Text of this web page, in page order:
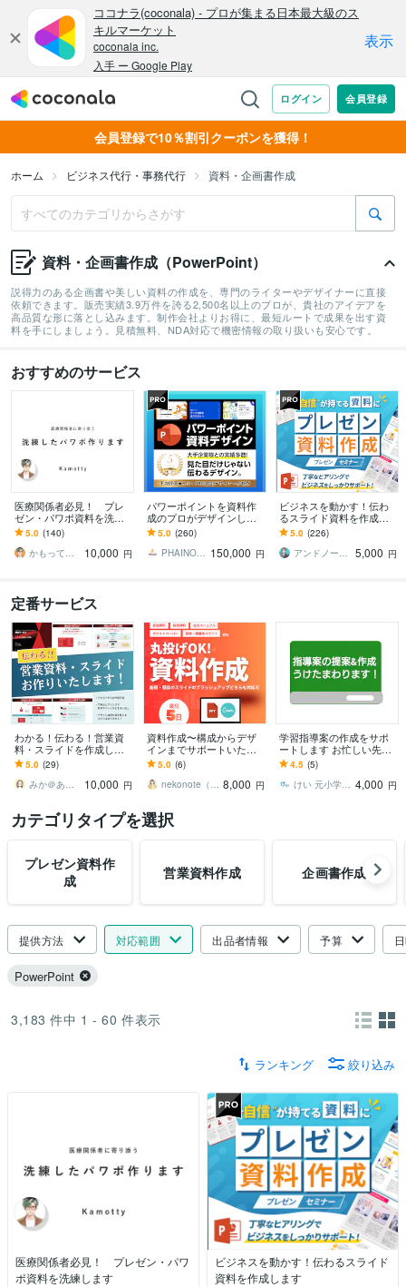
会員登録で10％割引クーポンを獲得！
ホーム ビジネス代行・事務代行 資料・企画書作成
資料・企画書作成（PowerPoint）
説得力のある企画書や美しい資料の作成を、専門のライターやデザイナーに直接
依頼できます。販売実績3.9万件を誇る2,500名以上のプロが、貴社のアイデアを
高品質な形に落とし込みます。制作会社よりお得に、最短ルートで成果を出す資
料を手にしましょう。見積無料、NDA対応で機密情報の取り扱いも安心です。
おすすめのサービス
医療関係者必見！ プレ
ゼン・パワポ資料を洗練
します 伝わるスライド
で、みんなの心を鷲掴
み！
5.0 (140)
かもってぃ（Kamotty）
10,000 円
パワーポイントを資料作
成のプロがデザインしま
す 大手企業様との取引実
績多数！ビジネスの背中
を押せるデザインを
5.0 (260)
PHAINO DESIGN 150,000 円
ビジネスを動かす！伝わ
るスライド資料を作成し
ます 営業資料・プレゼン
資料・企画書・セミナー
資料のパワポ作成
5.0 (226)
アンドノーツ｜スライドデザイナー
5,000 円
定番サービス
わかる！伝わる！営業資
料・スライドを作成しま
す 営業・プレゼン・セミ
ナーなど紙の資料もスラ
イド資料も対応
5.0 (29)
みか＠あなたに寄り添うサポーター
10,000 円
資料作成〜構成からデザ
インまでサポートいたし
ます ビジネスをカタチ
に！伝わるスライドでビ
ジネスを加速させます。
5.0 (6)
nekonote（かなこ）資料制作 8,000 円
学習指導案の作成をサポ
ートします お忙しい先生
方、お任せください。
4.5 (5)
けい 元小学校教諭 4,000 円
カテゴリタイプを選択
プレゼン資料作
成
営業資料作成 企画書作成
提供方法 対応範囲 出品者情報 予算
PowerPoint
3,183 件中 1 - 60 件表示
ランキング 絞り込み
医療関係者必見！ プレゼン・パワ
ポ資料を洗練します
ビジネスを動かす！伝わるスライド
資料を作成します